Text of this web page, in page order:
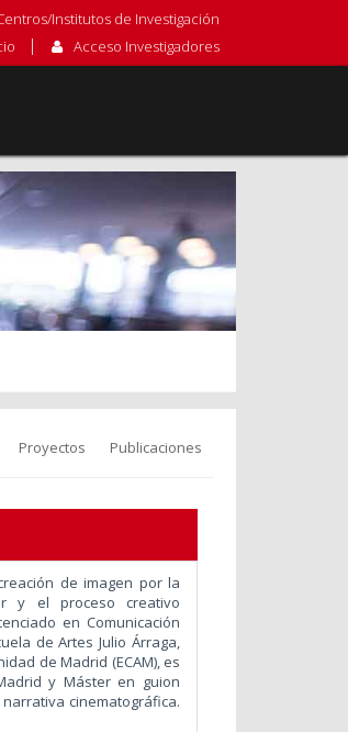
Institutos de Investigación
Acceso Investigadores
Proyectos Publicaciones
de imagen por la
y el proceso creativo
en Comunicación
de Artes Julio Árraga,
de Madrid (ECAM), es
y Máster en guion
cinematográfica.